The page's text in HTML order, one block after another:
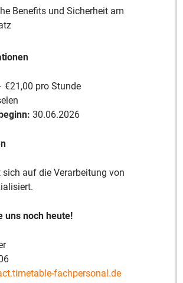
Benefits und Sicherheit am
€21,00 pro Stunde
30.06.2026
sich auf die Verarbeitung von
uns noch heute!
fachpersonal.de